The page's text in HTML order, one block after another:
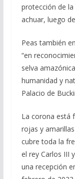
protección de
achuar, luego
Peas también
“en
selva
humanidad y
Palacio de
La corona está
rojas y
cubre toda la
el rey Carlos III
una recepción